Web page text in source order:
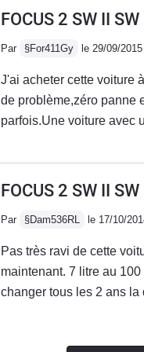
et eviter une casse
version de la focus sw..c
lourdes et insonorisaient
prix...et la facilité de
FOCUS 2 SW II
Par §For411Gy le 29/09/2015
J'ai acheter cette voiture
de problème,zéro panne
parfois.Une voiture avec
confiance à Ford et j'ai
ecoboost
FOCUS 2 SW II
Par §Dam536RL le 17/10/
Pas très ravi de cette
maintenant. 7 litre au
changer tous les 2 ans